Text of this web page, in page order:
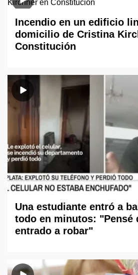
Incendio en un edificio
domicilio de Cristina
Constitución
Una estudiante entró a
todo en minutos: "Pensé
entrado a robar"